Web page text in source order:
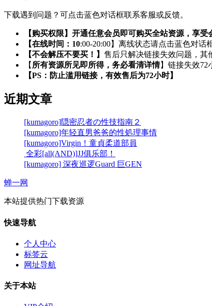
下载遇到问题？可点击蓝色对话框联系客服或反馈。
【购买权限】开通任意会员即可购买全站资源，享
【在线时间：10:00-20:00】离线状态请点击蓝色对话
【不会解压不要买！】 售后只解决链接失效问题，其
【 所有资源所见即所得，务必看清详情】链接失效72
【PS：防止滥用链接，有效售后为72小时】
近期文章
[kumagoro]隠密忍者の性技指南２
[kumagoro]年轻直男爸爸的性処理事情
[kumagoro]Virgin！童貞柔道部員
全彩[all(AND)]JJ俱乐部！
[kumagoro] 深夜巡逻Guard 巨GEN
蝉一网
本站提供热门下载资源
快速导航
个人中心
标签云
网址导航
关于本站